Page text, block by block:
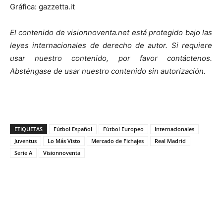
Gráfica: gazzetta.it
El contenido de visionnoventa.net está protegido bajo las
leyes internacionales de derecho de autor. Si requiere
usar nuestro contenido, por favor contáctenos.
Absténgase de usar nuestro contenido sin autorización.
ETIQUETAS Fútbol Español Fútbol Europeo
Internacionales
Juventus
Lo Más Visto Mercado de Fichajes
Real Madrid
Serie A
Visionnoventa